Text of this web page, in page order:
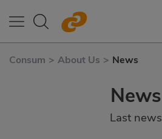
Consum > About Us > News
News
Last news